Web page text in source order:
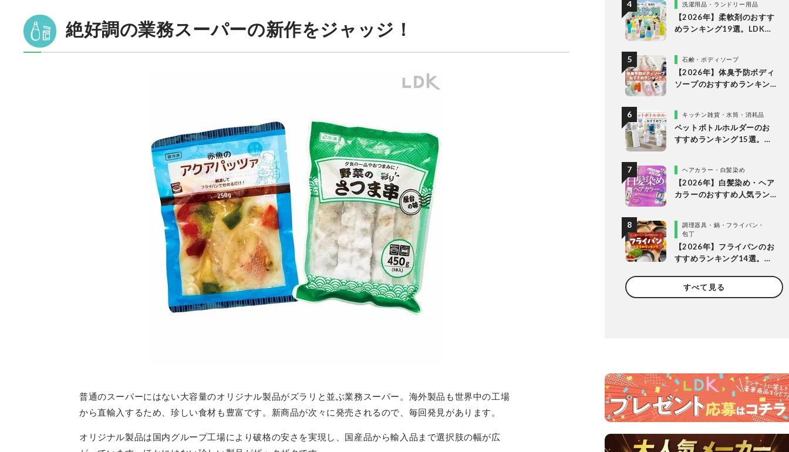
絶好調の業務スーパーの新作をジャッジ！
普通のスーパーにはない大容量のオリジナル製品がズラリと並ぶ業務スーパー。海外製品も世界中の工場
から直輸入するため、珍しい食材も豊富です。新商品が次々に発売されるので、毎回発見があります。
オリジナル製品は国内グループ工場により破格の安さを実現し、国産品から輸入品まで選択肢の幅が広
検証洗濯用品・ランドリー用品
【2026年】柔軟剤のおすす
めランキング19選。LDKが
石鹸・ボディソープ
【2026年】体臭予防ボディ
ソープのおすすめランキン
キッチン雑貨・水筒・消耗品
ペットボトルホルダーのお
すすめランキング15選。
ヘアカラー・白髪染め
【2026年】白髪染め・ヘア
カラーのおすすめ人気ラン
に比較
調理器具・鍋・フライパン・
包丁
【2026年】フライパンのお
すすめランキング14選。
品を探して徹底比較
すべて見る